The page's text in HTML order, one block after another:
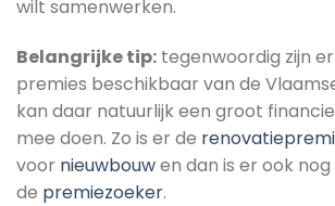
wilt samenwerken.
Belangrijke tip: tegenwoordig zijn
premies beschikbaar van de
kan daar natuurlijk een groot
mee doen. Zo is er de
voor nieuwbouwen dan is er ook nog
de premiezoeker.